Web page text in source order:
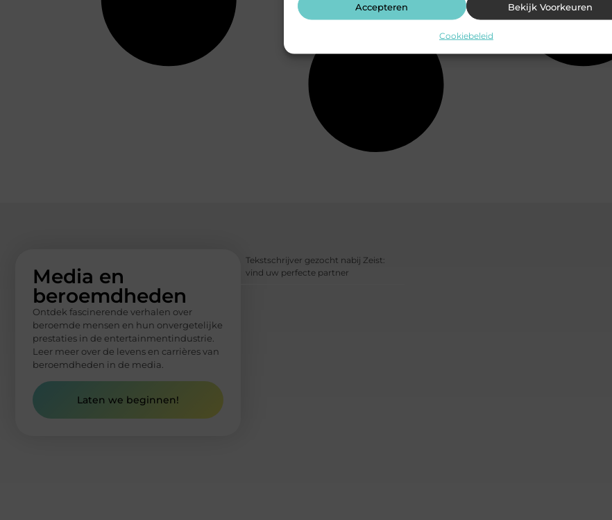
Accepteren Bekijk Voorkeuren
Cookiebeleid
Media en
beroemdheden
Ontdek fascinerende verhalen over
beroemde mensen en hun onvergetelijke
prestaties in de entertainmentindustrie.
Leer meer over de levens en carrières van
beroemdheden in de media.
Laten we beginnen!
Tekstschrijver gezocht nabij Zeist:
vind uw perfecte partner